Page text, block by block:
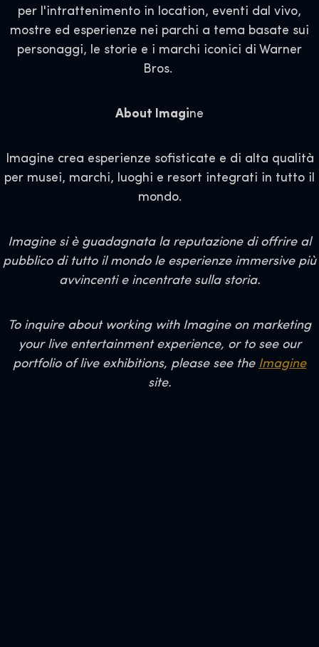
per l'intrattenimento in location, eventi dal vivo,
mostre ed esperienze nei parchi a tema basate sui
personaggi, le storie e i marchi iconici di Warner
Bros.
About Imagine
Imagine crea esperienze sofisticate e di alta qualità
per musei, marchi, luoghi e resort integrati in tutto il
mondo.
Imagine si è guadagnata la reputazione di offrire al
pubblico di tutto il mondo le esperienze immersive più
avvincenti e incentrate sulla storia.
To inquire about working with Imagine on marketing
your live entertainment experience, or to see our
portfolio of live exhibitions, please see the Imagine
site.